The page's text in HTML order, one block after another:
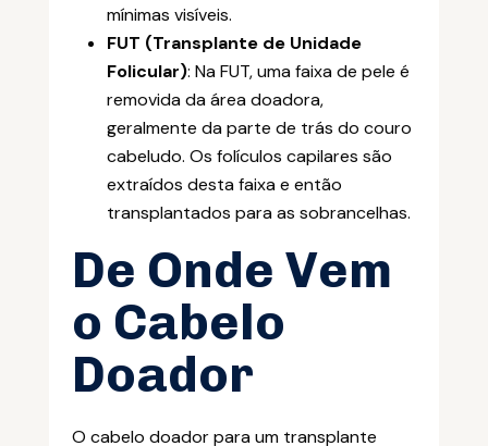
mínimas visíveis.
FUT (Transplante de Unidade
Folicular): Na FUT, uma faixa de pele é
removida da área doadora,
geralmente da parte de trás do couro
cabeludo. Os folículos capilares são
extraídos desta faixa e então
transplantados para as sobrancelhas.
De Onde Vem
o Cabelo
Doador
O cabelo doador para um transplante